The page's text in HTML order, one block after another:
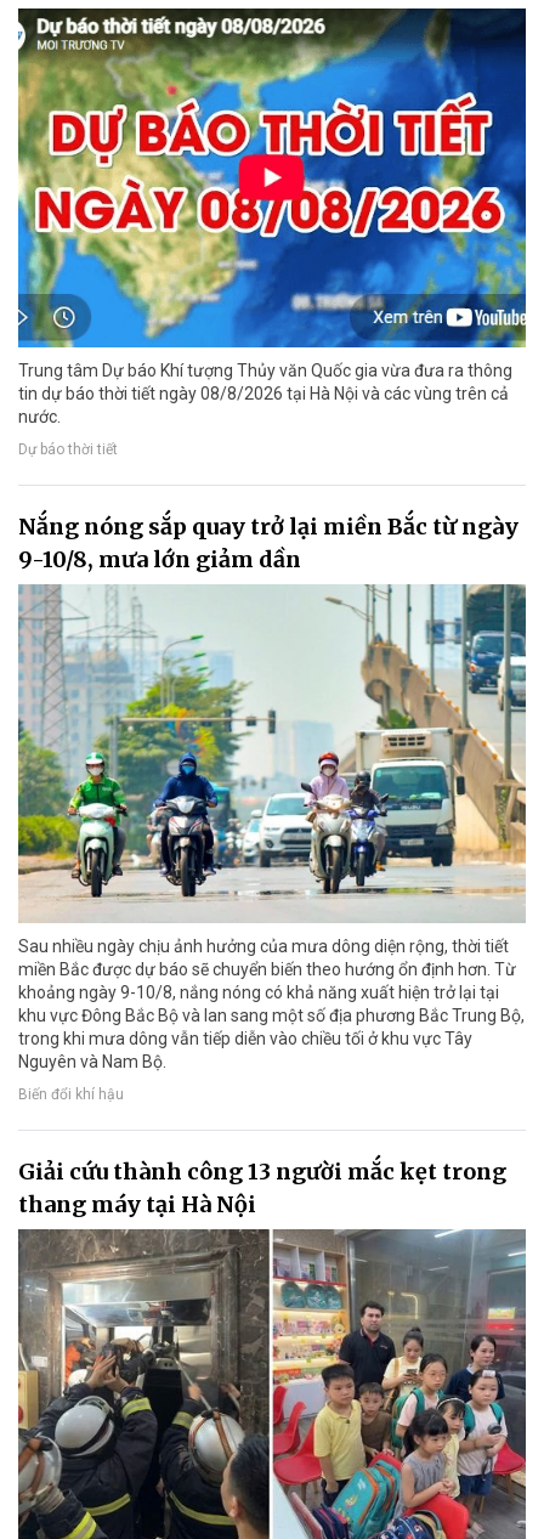
Trung tâm Dự báo Khí tượng Thủy văn Quốc gia vừa đưa ra thông
tin dự báo thời tiết ngày 08/8/2026 tại Hà Nội và các vùng trên cả
nước.
Dự báo thời tiết
Nắng nóng sắp quay trở lại miền Bắc từ ngày
9-10/8, mưa lớn giảm dần
Sau nhiều ngày chịu ảnh hưởng của mưa dông diện rộng, thời tiết
miền Bắc được dự báo sẽ chuyển biến theo hướng ổn định hơn. Từ
khoảng ngày 9-10/8, nắng nóng có khả năng xuất hiện trở lại tại
khu vực Đông Bắc Bộ và lan sang một số địa phương Bắc Trung Bộ,
trong khi mưa dông vẫn tiếp diễn vào chiều tối ở khu vực Tây
Nguyên và Nam Bộ.
Biến đổi khí hậu
Giải cứu thành công 13 người mắc kẹt trong
thang máy tại Hà Nội